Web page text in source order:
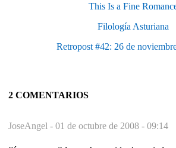
This Is a Fine
Filología Asturiana
Retropost #42: 26 de
2 COMENTARIOS
JoseAngel - 01 de octubre de 2008 - 09:14